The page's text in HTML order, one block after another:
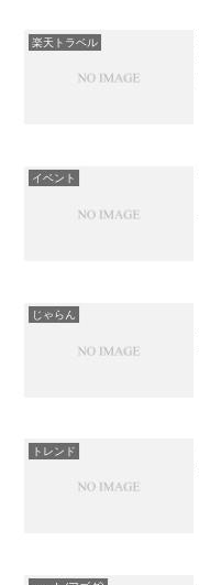
楽天トラベル
イベント
じゃらん
トレンド